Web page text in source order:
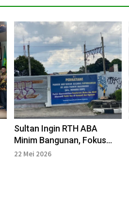
Sultan Ingin RTH ABA
Minim Bangunan, Fokus
Kenyamanan
22 Mei 2026